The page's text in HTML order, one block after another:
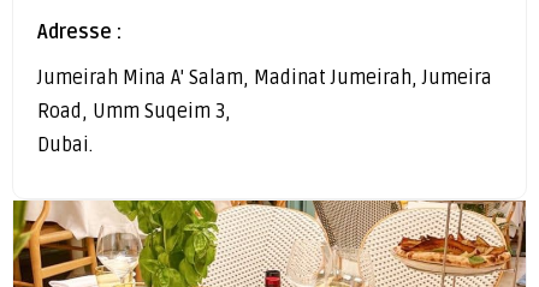
Adresse :
Jumeirah Mina A' Salam, Madinat Jumeirah, Jumeira
Road, Umm Suqeim 3,
Dubai.